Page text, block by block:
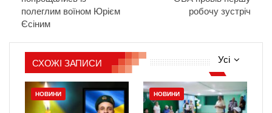
полеглим воїном Юрієм
Єсіним
робочу зустріч
Усі
СХОЖІ ЗАПИСИ
НОВИНИ НОВИНИ